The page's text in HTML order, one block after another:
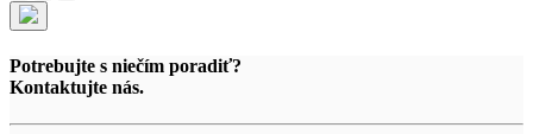
Potrebujte s niečím poradiť?
Kontaktujte nás.